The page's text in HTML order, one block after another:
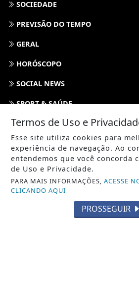
SOCIEDADE
PREVISÃO DO TEMPO
GERAL
HORÓSCOPO
SOCIAL NEWS
SPORT & SAÚDE
INÍCIO
SOBRE
TERMOS DE USO E PRIVACIDADE
Termos de Uso e
Esse site utiliza cookies para
experiência de navegação. Ao
entendemos que você concorda
de Uso e Privacidade.
PARA MAIS INFORMAÇÕES,ACESSE
CLICANDO AQUI
PROSSEGUIR